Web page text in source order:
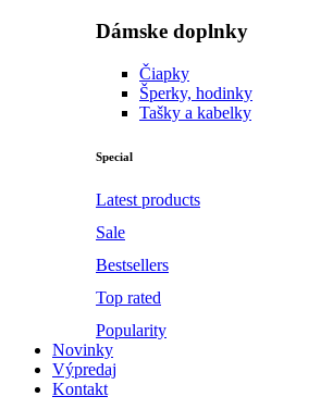
Dámske doplnky
Čiapky
Šperky, hodinky
Tašky a kabelky
Special
Latest products
Sale
Bestsellers
Top rated
Popularity
Novinky
Výpredaj
Kontakt